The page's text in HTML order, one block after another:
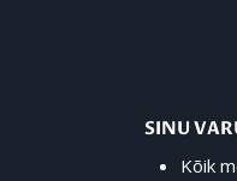
SINU
Kõik